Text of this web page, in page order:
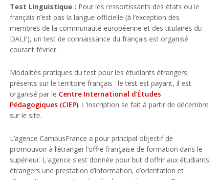
Test Linguistique : Pour les ressortissants des états ou le
français n’est pas la langue officielle (à l’exception des
membres de la communauté européenne et des titulaires du
DALF), un test de connaissance du français est organisé
courant février.
Modalités pratiques du test pour les étudiants étrangers
présents sur le territoire français : le test est payant, il est
organisé par le Centre International d’Études
Pédagogiques (CIEP). L'inscription se fait à partir de décembre
sur le site.
L’agence CampusFrance a pour principal objectif de
promouvoir à l’étranger l’offre française de formation dans le
supérieur. L'agence s'est donnée pour but d'offrir aux étudiants
étrangers une prestation d’information, d’orientation et